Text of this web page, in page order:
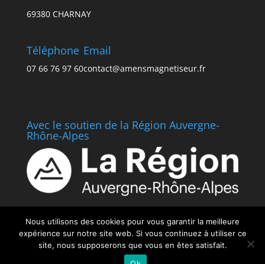
69380 CHARNAY
Téléphone
07 66 76 97 60
Email
contact@amensmagnetiseur.fr
Avec le soutien de la Région Auvergne-
Rhône-Alpes
Nous utilisons des cookies pour vous garantir la meilleure
expérience sur notre site web. Si vous continuez à utiliser ce
site, nous supposerons que vous en êtes satisfait.